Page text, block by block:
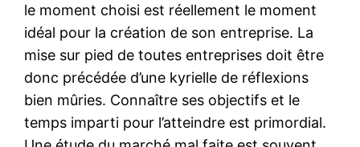
le moment choisi est réellement le moment
idéal pour la création de son entreprise. La
mise sur pied de toutes entreprises doit être
donc précédée d’une kyrielle de réflexions
bien mûries. Connaître ses objectifs et le
temps imparti pour l’atteindre est primordial.